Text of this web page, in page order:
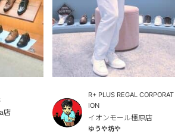
店
R+ PLUS REGAL CORPORAT
ION
イオンモール橿原店
ゆうや坊や